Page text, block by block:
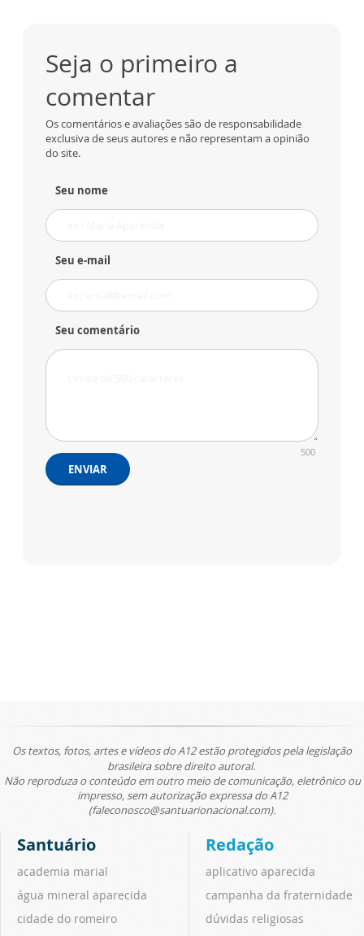
Seja o primeiro a
comentar
Os comentários e avaliações são de responsabilidade
exclusiva de seus autores e não representam a opinião
do site.
Seu nome
Seu e-mail
Seu comentário
500
ENVIAR
Os textos, fotos, artes e vídeos do A12 estão protegidos pela legislação
brasileira sobre direito autoral.
Não reproduza o conteúdo em outro meio de comunicação, eletrônico ou
impresso, sem autorização expressa do A12
(faleconosco@santuarionacional.com).
Santuário
academia marial
água mineral aparecida
cidade do romeiro
Redação
aplicativo aparecida
campanha da fraternidade
dúvidas religiosas